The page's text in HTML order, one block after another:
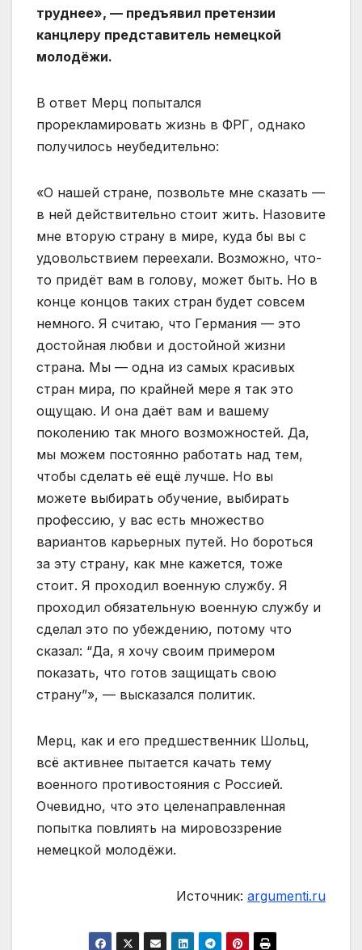
труднее», — предъявил претензии
канцлеру представитель немецкой
молодёжи.
В ответ Мерц попытался
прорекламировать жизнь в ФРГ, однако
получилось неубедительно:
«О нашей стране, позвольте мне сказать —
в ней действительно стоит жить. Назовите
мне вторую страну в мире, куда бы вы с
удовольствием переехали. Возможно, что-
то придёт вам в голову, может быть. Но в
конце концов таких стран будет совсем
немного. Я считаю, что Германия — это
достойная любви и достойной жизни
страна. Мы — одна из самых красивых
стран мира, по крайней мере я так это
ощущаю. И она даёт вам и вашему
поколению так много возможностей. Да,
мы можем постоянно работать над тем,
чтобы сделать её ещё лучше. Но вы
можете выбирать обучение, выбирать
профессию, у вас есть множество
вариантов карьерных путей. Но бороться
за эту страну, как мне кажется, тоже
стоит. Я проходил военную службу. Я
проходил обязательную военную службу и
сделал это по убеждению, потому что
сказал: “Да, я хочу своим примером
показать, что готов защищать свою
страну”», — высказался политик.
Мерц, как и его предшественник Шольц,
всё активнее пытается качать тему
военного противостояния с Россией.
Очевидно, что это целенаправленная
попытка повлиять на мировоззрение
немецкой молодёжи.
Источник: argumenti.ru